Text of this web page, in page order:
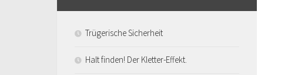
Trügerische Sicherheit
Halt finden! Der Kletter-Effekt.